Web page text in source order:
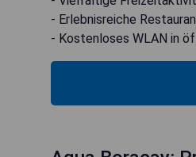
- Erlebnisreiche
- Kostenloses WLAN in